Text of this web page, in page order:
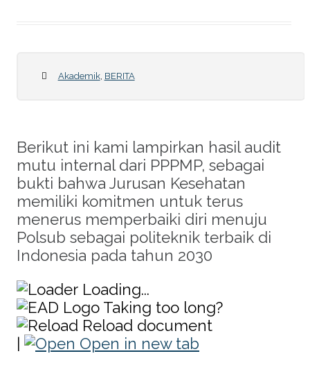
Akademik, BERITA
Berikut ini kami lampirkan hasil audit
mutu internal dari PPPMP, sebagai
bukti bahwa Jurusan Kesehatan
memiliki komitmen untuk terus
menerus memperbaiki diri menuju
Polsub sebagai politeknik terbaik di
Indonesia pada tahun 2030
Loading...
Taking too long?
Reload document
|
Open in new tab